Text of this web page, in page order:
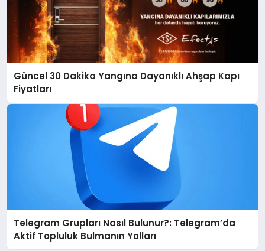
Güncel 30 Dakika Yangına Dayanıklı Ahşap Kapı
Fiyatları
Telegram Grupları Nasıl Bulunur?: Telegram’da
Aktif Topluluk Bulmanın Yolları